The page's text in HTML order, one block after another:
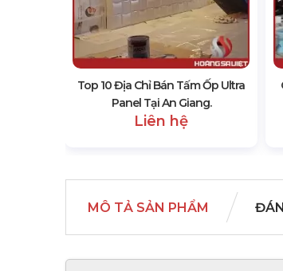
Top 10 Địa Chỉ Bán Tấm Ốp Ultra
Panel Tại An Giang.
Liên hệ
MÔ TẢ SẢN PHẨM